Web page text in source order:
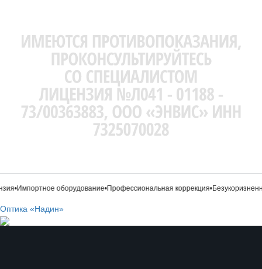
•Импортное оборудование•Профессиональная коррекция•
Оптика «Надин»